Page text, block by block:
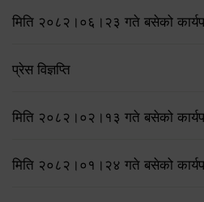
मिति २०८२।०६।२३ गते बसेको
प्रेस विज्ञप्ति
मिति २०८२।०२।१३ गते बसेको
मिति २०८२।०१।२४ गते बसेको